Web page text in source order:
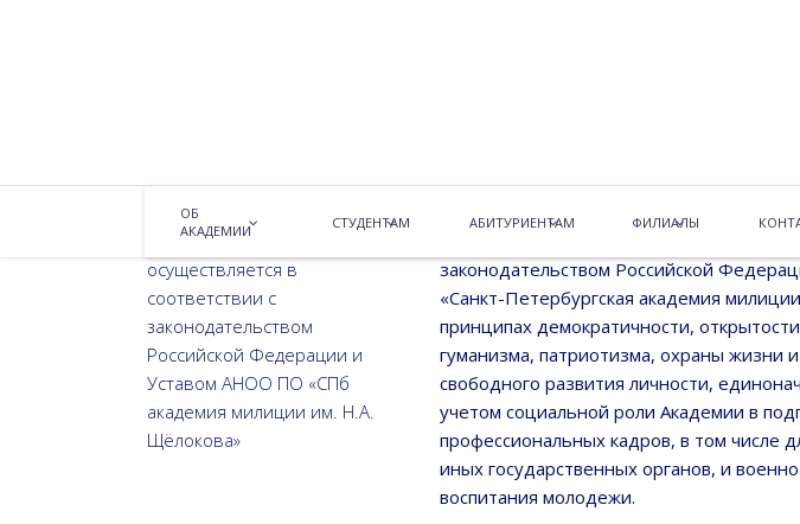
ОБ
АКАДЕМИИ
СТУДЕНТАМ АБИТУРИЕНТАМ ФИЛИАЛЫ
Структура и органы управления
Управление Академией
осуществляется в
соответствии с
законодательством
Российской Федерации и
Уставом АНОО ПО «СПб
академия милиции им. Н.А.
Щёлокова»
Управление Академией осуществляется в
законодательством Российской
«Санкт-Петербургская академия
принципах демократичности,
гуманизма, патриотизма, охраны жизни
свободного развития личности,
учетом социальной роли Академии в
профессиональных кадров, в том числе
иных государственных органов, и
воспитания молодежи.